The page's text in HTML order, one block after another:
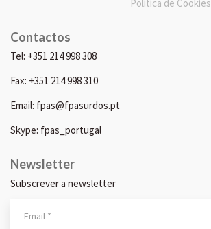
Política de Cookies
Contactos
Tel: +351 214 998 308
Fax: +351 214 998 310
Email: fpas@fpasurdos.pt
Skype: fpas_portugal
Newsletter
Subscrever a newsletter